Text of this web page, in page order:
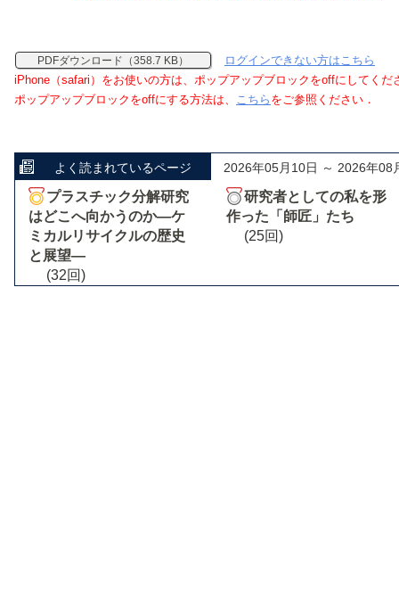
PDFダウンロード（358.7 KB）
ログインできない方はこちら
iPhone（safari）をお使いの方は、ポップアップブロックをoffにしてくだ
ポップアップブロックをoffにする方法は、 こちら をご参照ください．
よく読まれているページ 2026年05月10日 ～ 2026年08
プラスチック分解研究
はどこへ向かうのか―ケ
ミカルリサイクルの歴史
と展望―
(32回)
研究者としての私を形
作った「師匠」たち
(25回)